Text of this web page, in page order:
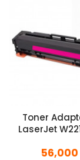
Toner
LaserJet
56,000